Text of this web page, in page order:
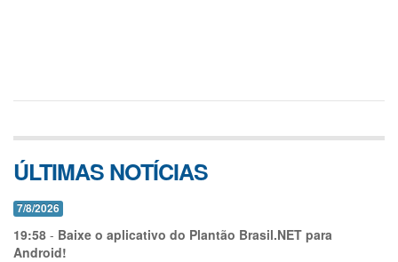
ÚLTIMAS NOTÍCIAS
7/8/2026
19:58 - Baixe o aplicativo do Plantão Brasil.NET para
Android!